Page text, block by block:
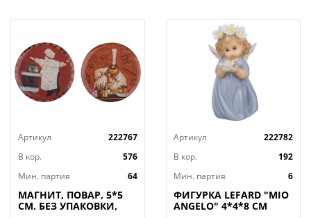
Коллекция FLOWER FANTASY изготовлена из
полирезина. Полирезин – это новый полимерный
материал, который создают из смеси каменной
крошки и смолы с добавлением красящих
пигментов.
Преимущества изделий из полирезина:
 экологичность – не имеет запаха, не выделяет
токсичных или раздражающих веществ;
Артикул
222767
В кор.
576
Мин. партия
64
МАГНИТ, ПОВАР, 5*5
СМ. БЕЗ УПАКОВКИ,
Артикул
222782
В кор.
192
Мин. партия
6
ФИГУРКА LEFARD "MIO
ANGELO" 4*4*8 СМ